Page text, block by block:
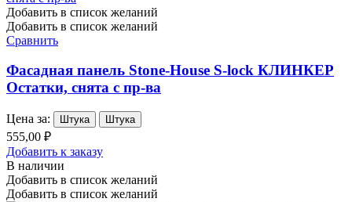
Добавить в список желаний
Добавить в список желаний
Сравнить
Фасадная панель Stone-House S-lock КЛИНКЕР
Остатки, снята с пр-ва
Цена за: Штука Штука
555,00 ₽
Добавить к заказу
В наличии
Добавить в список желаний
Добавить в список желаний